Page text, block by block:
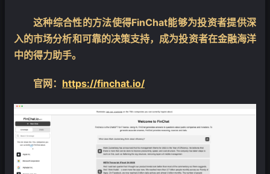
这种综合性的方法使得FinChat能够为投资者提供深
入的市场分析和可靠的决策支持，成为投资者在金融海洋
中的得力助手。
官网： https://finchat.io/